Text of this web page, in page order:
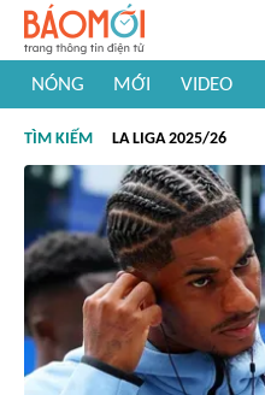
NÓNG MỚI VIDEO
#Khám phá thế giới
TÌM KIẾM LA LIGA 2025/26